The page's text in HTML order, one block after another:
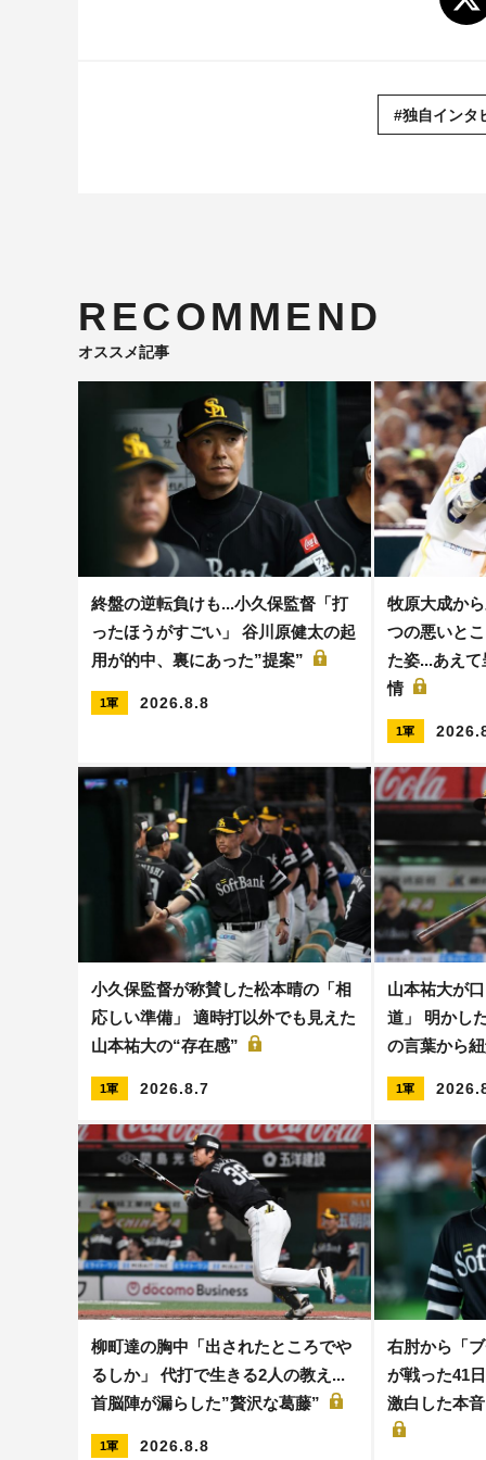
#独自インタ
RECOMMEND
オススメ記事
終盤の逆転負けも...小久保監督「打
ったほうがすごい」 谷川原健太の起
用が的中、裏にあった”提案”
1軍 2026.8.8
牧原大成か
つの悪いと
た姿...あえ
情
1軍
小久保監督が称賛した松本晴の「相
応しい準備」 適時打以外でも見えた
山本祐大の“存在感”
1軍 2026.8.7
山本祐大が
道」 明かし
の言葉から
1軍
柳町達の胸中「出されたところでや
るしか」 代打で生きる2人の教え...
首脳陣が漏らした”贅沢な葛藤”
1軍 2026.8.8
右肘から「
が戦った41
激白した本